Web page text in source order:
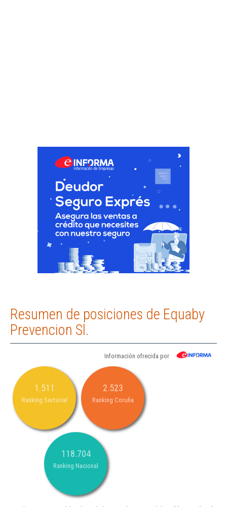
Resumen de posiciones de Equaby
Prevencion Sl.
Información ofrecida por
1.511
Ranking Sectorial
2.523
Ranking Coruña
118.704
Ranking Nacional